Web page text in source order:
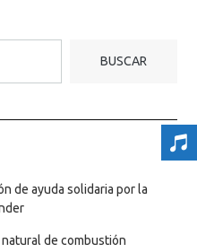
BUSCAR
de ayuda solidaria por la
de combustión